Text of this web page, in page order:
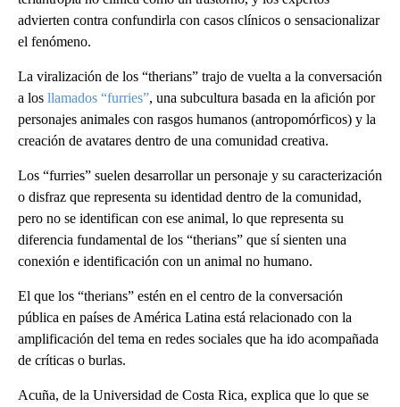
advierten contra confundirla con casos clínicos o sensacionalizar
el fenómeno.
La viralización de los “therians” trajo de vuelta a la conversación
a los llamados “furries”, una subcultura basada en la afición por
personajes animales con rasgos humanos (antropomórficos) y la
creación de avatares dentro de una comunidad creativa.
Los “furries” suelen desarrollar un personaje y su caracterización
o disfraz que representa su identidad dentro de la comunidad,
pero no se identifican con ese animal, lo que representa su
diferencia fundamental de los “therians” que sí sienten una
conexión e identificación con un animal no humano.
El que los “therians” estén en el centro de la conversación
pública en países de América Latina está relacionado con la
amplificación del tema en redes sociales que ha ido acompañada
de críticas o burlas.
Acuña, de la Universidad de Costa Rica, explica que lo que se